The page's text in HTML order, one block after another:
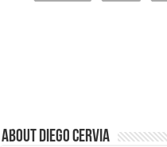
About Diego Cervia